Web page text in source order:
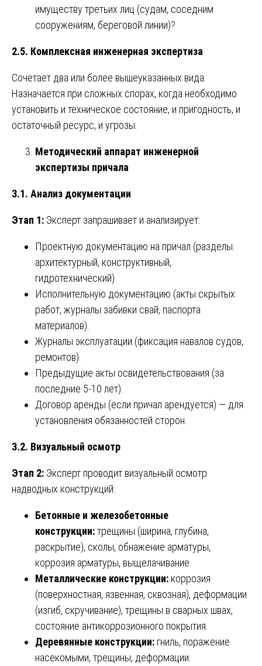
имуществу третьих лиц (судам, соседним
сооружениям, береговой линии)?
2.5. Комплексная инженерная экспертиза
Сочетает два или более вышеуказанных вида.
Назначается при сложных спорах, когда необходимо
установить и техническое состояние, и пригодность, и
остаточный ресурс, и угрозы.
Методический аппарат инженерной
экспертизы причала
3.1. Анализ документации
Этап 1: Эксперт запрашивает и анализирует:
Проектную документацию на причал (разделы:
архитектурный, конструктивный,
гидротехнический).
Исполнительную документацию (акты скрытых
работ, журналы забивки свай, паспорта
материалов).
Журналы эксплуатации (фиксация навалов судов,
ремонтов).
Предыдущие акты освидетельствования (за
последние 5-10 лет).
Договор аренды (если причал арендуется) — для
установления обязанностей сторон.
3.2. Визуальный осмотр
Этап 2: Эксперт проводит визуальный осмотр
надводных конструкций:
Бетонные и железобетонные
конструкции:трещины (ширина, глубина,
раскрытие), сколы, обнажение арматуры,
коррозия арматуры, выщелачивание.
Металлические конструкции: коррозия
(поверхностная, язвенная, сквозная), деформации
(изгиб, скручивание), трещины в сварных швах,
состояние антикоррозионного покрытия.
Деревянные конструкции: гниль, поражение
насекомыми, трещины, деформации.